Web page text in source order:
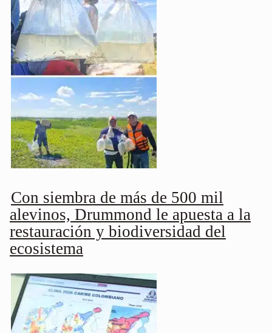
Con siembra de más de 500 mil
alevinos, Drummond le apuesta a la
restauración y biodiversidad del
ecosistema